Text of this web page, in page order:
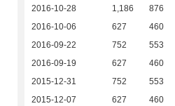
2016-10-28 1,186 876
2016-10-06 627 460
2016-09-22 752 553
2016-09-19 627 460
2015-12-31 752 553
2015-12-07 627 460